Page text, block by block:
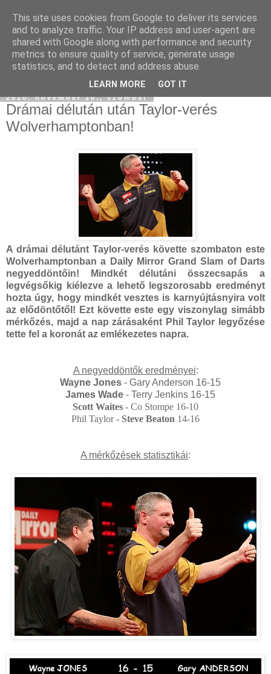
2010. november 20., szombat
Drámai délután után Taylor-verés
Wolverhamptonban!
A drámai délutánt Taylor-verés követte szombaton este
Wolverhamptonban a Daily Mirror Grand Slam of Darts
negyeddöntőin! Mindkét délutáni összecsapás a
legvégsőkig kiélezve a lehető legszorosabb eredményt
hozta úgy, hogy mindkét vesztes is karnyújtásnyira volt
az elődöntőtől! Ezt követte este egy viszonylag simább
mérkőzés, majd a nap zárásaként Phil Taylor legyőzése
tette fel a koronát az emlékezetes napra.
A negyeddöntők eredményei:
Wayne Jones - Gary Anderson 16-15
James Wade - Terry Jenkins 16-15
Scott Waites - Co Stompe 16-10
Phil Taylor - Steve Beaton 14-16
A mérkőzések statisztikái:
This site uses cookies from Google to deliver its services
and to analyze traffic. Your IP address and user-agent are
shared with Google along with performance and security
metrics to ensure quality of service, generate usage
statistics, and to detect and address abuse.
LEARN MORE GOT IT